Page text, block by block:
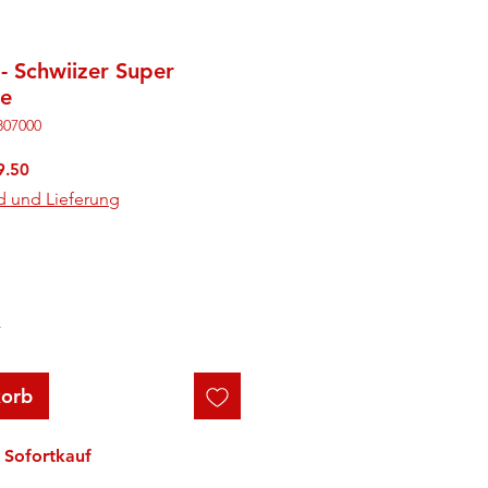
Schwiizer Super
Sale-
Preis
und Lieferung
Sofortkauf